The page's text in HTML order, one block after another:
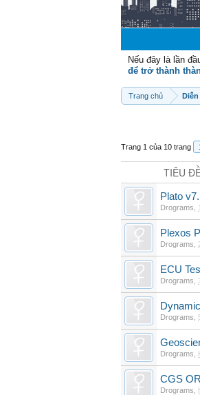
Nếu đây là lần
để trở thành
Trang chủ Diễn
Trang 1 của 10 trang
TIÊU
Plato
Drograms
Plexos
Drograms
ECU
Drograms
Drograms
Drograms
CGS
Drograms